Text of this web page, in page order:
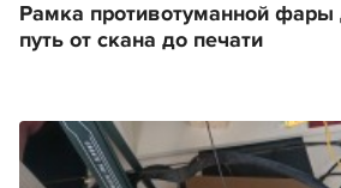
Рамка противотуманной фары
путь от скана до печати